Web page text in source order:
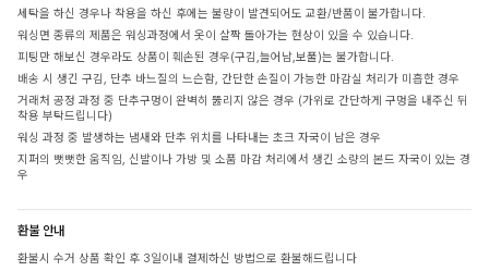
세탁을 하신 경우나 착용을 하신 후에는 불량이 발견되어도 교환/반품이 불가합니다.
워싱면 종류의 제품은 워싱과정에서 옷이 살짝 돌아가는 현상이 있을 수 있습니다.
피팅만 해보신 경우라도 상품이 훼손된 경우(구김,늘어남,보풀)는 불가합니다.
배송 시 생긴 구김, 단추 바느질의 느슨함, 간단한 손질이 가능한 마감실 처리가 미흡한 경우
거래처 공정 과정 중 단추구멍이 완벽히 뚫리지 않은 경우 (가위로 간단하게 구멍을 내주신 뒤
착용 부탁드립니다)
워싱 과정 중 발생하는 냄새와 단추 위치를 나타내는 초크 자국이 남은 경우
지퍼의 뻣뻣한 움직임, 신발이나 가방 및 소품 마감 처리에서 생긴 소량의 본드 자국이 있는 경
우
환불 안내
환불시 수거 상품 확인 후 3일이내 결제하신 방법으로 환불해드립니다